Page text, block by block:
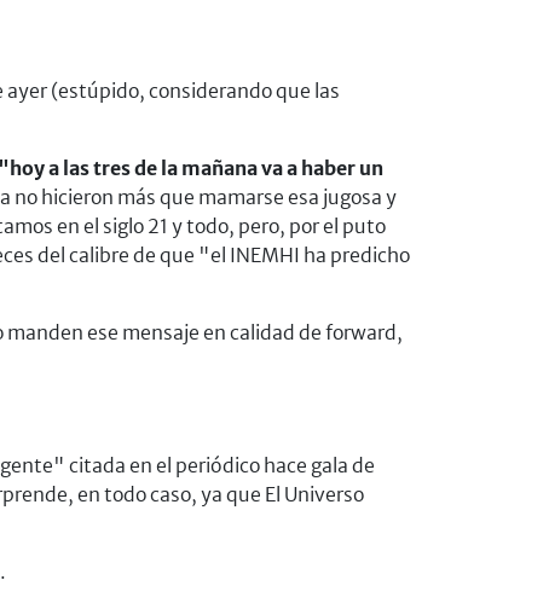
(estúpido, considerando que las
a las tres de la mañana va a haber un
no hicieron más que mamarse esa jugosa y
en el siglo 21 y todo, pero, por el puto
del calibre de que "el INEMHI ha predicho
ese mensaje en calidad de forward,
citada en el periódico hace gala de
en todo caso, ya que El Universo
.